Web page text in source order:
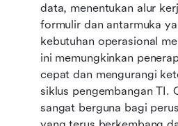
data, menentukan alur
formulir dan antarmuka
kebutuhan operasional
ini memungkinkan
cepat dan mengurangi
siklus pengembangan TI.
sangat berguna bagi